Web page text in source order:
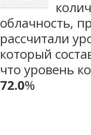
облачность,
рассчитали
который
что уровень
72.0%